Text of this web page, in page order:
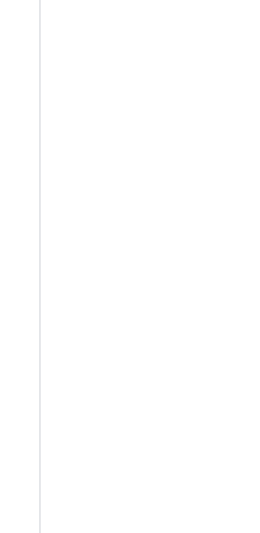
的字符串
通过哪个
体。如果未指定，系
来源。